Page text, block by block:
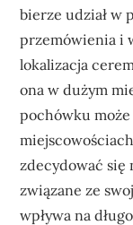
bierze udział w
przemówienia i
lokalizacja
ona w dużym
pochówku może
zdecydować się
związane ze
wpływa na